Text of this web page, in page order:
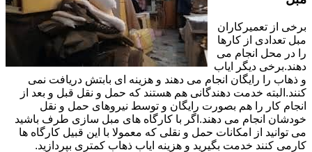
برخی از تعمیرکاران
مبل تعدادی از کارها
را در محل انجام می
دهند.برخی دیگر ایاب
و ذهاب را رایگان انجام می دهند و هزینه ای بابتش دریافت نمی
کنند.البته خدمت دهندگانی هم هستند که حمل و نقل قبل و بعد از
انجام کار را هم بصورت رایگان و توسط نیروهای حمل و نقل
خودشان انجام می دهند.اگر با کارگاه های مبل سازی طرف باشید
می توانید از امکانات حمل و نقلی که معمولا با این قبیل کارگاه ها
کارمی کنند خدمت بگیرید و هزینه ایاب ذهاب کمتری بپردازید.